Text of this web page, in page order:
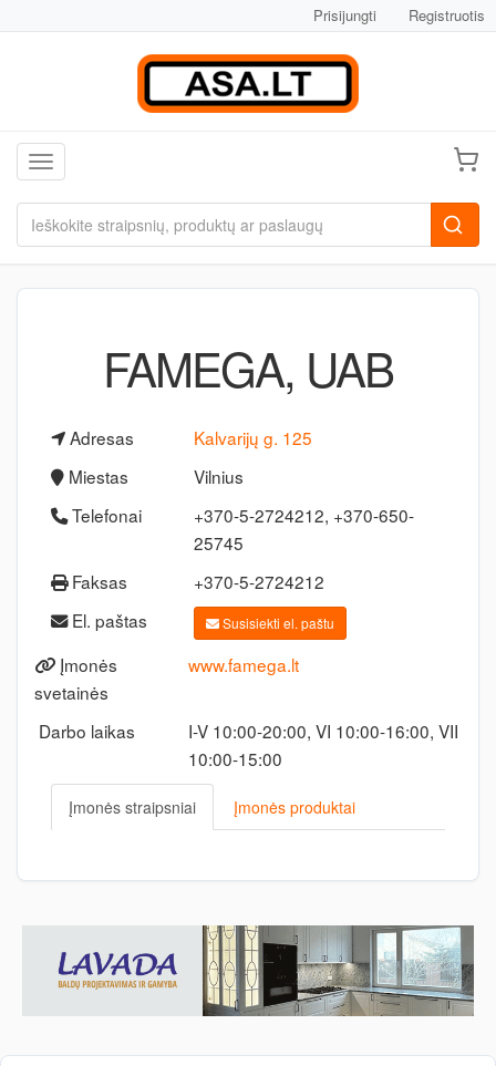
Prisijungti Registruotis
Toggle navigation
FAMEGA, UAB
Adresas
Kalvarijų g. 125
Miestas
Vilnius
Telefonai
+370-5-2724212, +370-650-
25745
Faksas
+370-5-2724212
El. paštas
Susisiekti el. paštu
Įmonės
svetainės
www.famega.lt
Darbo laikas
I-V 10:00-20:00, VI 10:00-16:00, VII
10:00-15:00
Įmonės straipsniai Įmonės produktai